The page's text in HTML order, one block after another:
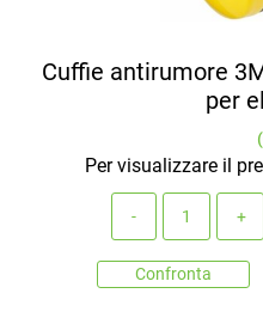
Cuffie antirumore
per
(
Per visualizzare il
Confronta